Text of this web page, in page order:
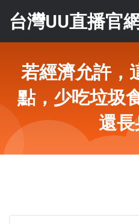
台灣UU直播官
若經濟允許，
點，少吃垃圾
還